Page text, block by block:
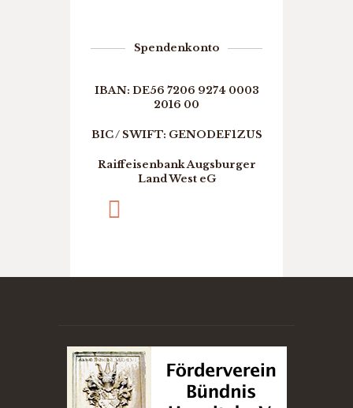
Spendenkonto
IBAN: DE56 7206 9274 0003
2016 00
BIC / SWIFT: GENODEF1ZUS
Raiffeisenbank Augsburger
Land West eG